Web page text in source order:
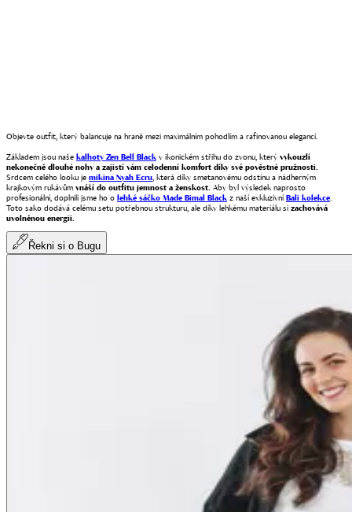
Objevte outfit, který balancuje na hraně mezi maximálním pohodlím a rafinovanou elegancí.
Základem jsou naše kalhoty Zen Bell Black v ikonickém střihu do zvonu, který vykouzlí
nekonečně dlouhé nohy a zajistí vám celodenní komfort díky své pověstné pružnosti.
Srdcem celého looku je mikina Nyah Ecru, která díky smetanovému odstínu a nádherným
krajkovým rukávům vnáší do outfitu jemnost a ženskost. Aby byl výsledek naprosto
profesionální, doplnili jsme ho o lehké sáčko Made Bimal Black z naší exkluzivní Bali kolekce.
Toto sako dodává celému setu potřebnou strukturu, ale díky lehkému materiálu si zachovává
uvolněnou energii.
Řekni si o Bugu